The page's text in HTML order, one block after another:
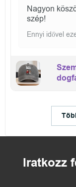
Nagyon
szép!
Ennyi idővel
Iratkozz